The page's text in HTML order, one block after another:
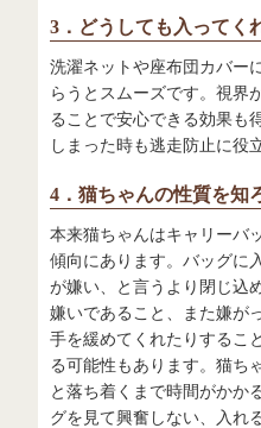
3．どうしても入ってく
洗濯ネットや座布団カバー
らうとスムーズです。視界
ることで安心できる効果も
しまった時も逃走防止に役
4．猫ちゃんの性質を知
本来猫ちゃんはキャリーバ
傾向にあります。バッグに
が嫌い、と言うより閉じ込
嫌いであること、また嫌が
手を緩めてくれたりするこ
る可能性もあります。猫ち
と落ち着くまで時間がかか
グを見て興奮しない、入れ